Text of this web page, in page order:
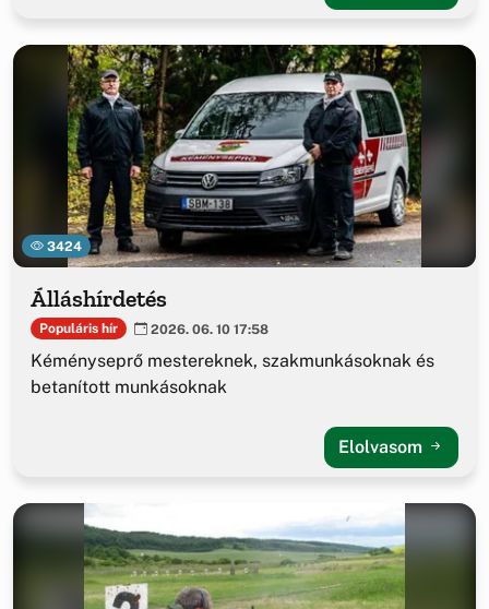
3424
Álláshírdetés
Populáris hír 2026. 06. 10 17:58
Kéményseprő mestereknek, szakmunkásoknak és
betanított munkásoknak
Elolvasom